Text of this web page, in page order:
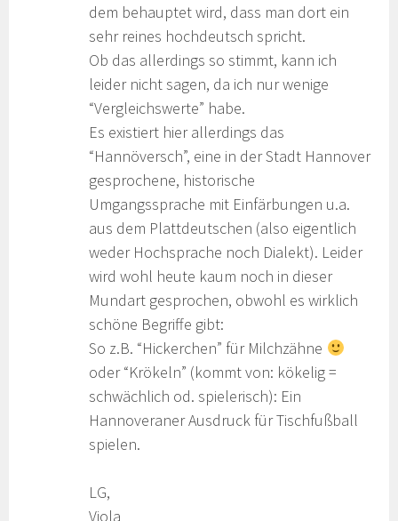
dem behauptet wird, dass man dort ein
sehr reines hochdeutsch spricht.
Ob das allerdings so stimmt, kann ich
leider nicht sagen, da ich nur wenige
“Vergleichswerte” habe.
Es existiert hier allerdings das
“Hannöversch”, eine in der Stadt Hannover
gesprochene, historische
Umgangssprache mit Einfärbungen u.a.
aus dem Plattdeutschen (also eigentlich
weder Hochsprache noch Dialekt). Leider
wird wohl heute kaum noch in dieser
Mundart gesprochen, obwohl es wirklich
schöne Begriffe gibt:
So z.B. “Hickerchen” für Milchzähne
oder “Krökeln” (kommt von: kökelig =
schwächlich od. spielerisch): Ein
Hannoveraner Ausdruck für Tischfußball
spielen.
LG,
Viola